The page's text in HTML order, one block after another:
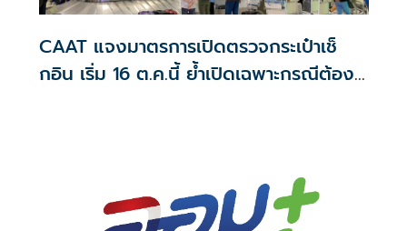
CAAT แจงมาตรการเปิดตรวจกระเป๋าเช็
กอิน เริ่ม 16 ต.ค.นี้ ย้ำเปิดเฉพาะกรณีต้อง